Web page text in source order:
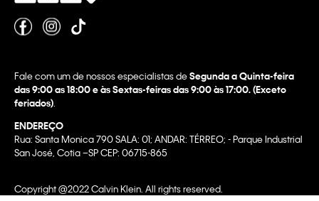
Fale com um de nossos especialistas deSegunda a Quinta-feira
das 9:00 as 18:00 e às Sextas-feiras das 9:00 às 17:00. (Exceto
feriados)
ENDEREÇO
Rua: Santa Monica 790 SALA: 01; ANDAR: TÉRREO; - Parque Industrial
San José, Cotia –SP CEP: 06715-865
Copyright @2022 Calvin Klein. All rights reserved.